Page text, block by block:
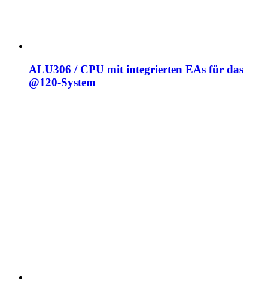
ALU306 / CPU mit integrierten EAs für das
@120-System